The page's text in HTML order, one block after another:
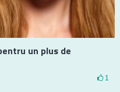
un plus de
1